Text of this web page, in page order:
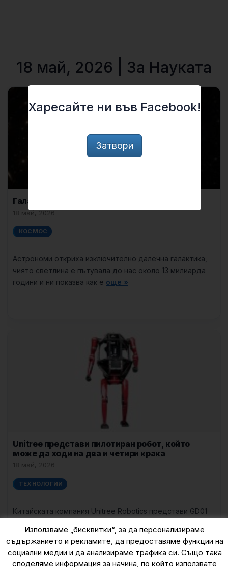
18 май, 2026 | За Науката
Галактика от зората на Вселената
18 май, 2026
КОСМОС
Астрономи откриха изключително далечна галактика,
чиято светлина е пътувала до нас около 13 милиарда
години и ни показва как е още »
Unitree представи пилотиран робот, който
може да ходи на два и четири крака
18 май, 2026
ТЕХНОЛОГИИ
Китайската компания Unitree Robotics представи GD01
около 2,8 метра и позволява на човекоще »
Използваме „бисквитки“, за да персонализираме
съдържанието и рекламите, да предоставяме функции на
социални медии и да анализираме трафика си. Също така
споделяме информация за начина, по който използвате
Харесайте ни във Facebook!
Затвори